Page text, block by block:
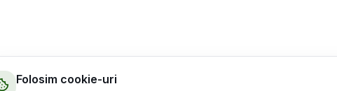
Folosim cookie-uri